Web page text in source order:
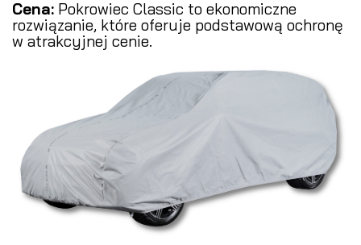
Cena: Pokrowiec Classic to ekonomiczne
rozwiązanie, które oferuje podstawową ochronę
w atrakcyjnej cenie.